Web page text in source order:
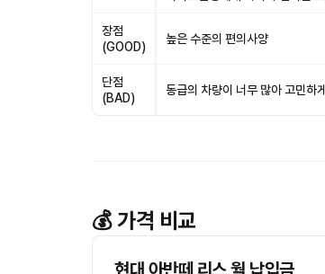
장점
(GOOD)
높은 수준의 편의사양
단점
(BAD)
동급의 차량이 너무 많아 고민하
💰 가격 비교
현대 아반떼 리스 월 납입금